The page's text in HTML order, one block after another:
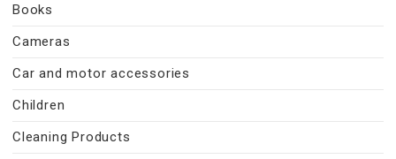
Books
Cameras
Car and motor accessories
Children
Cleaning Products